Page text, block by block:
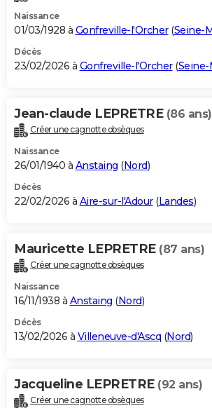
Naissance
01/03/1928 à Gonfreville-l'Orcher(Seine-
Décès
23/02/2026 à Gonfreville-l'Orcher(
Jean-claude LEPRETRE (86 ans)
Créer une cagnotte obsèques
Naissance
26/01/1940 à Anstaing (Nord)
Décès
22/02/2026 à Aire-sur-l'Adour(Landes)
Mauricette LEPRETRE (87 ans)
Créer une cagnotte obsèques
Naissance
16/11/1938 à Anstaing (Nord)
Décès
13/02/2026 à Villeneuve-d'Ascq (Nord)
Jacqueline LEPRETRE (92 ans)
Créer une cagnotte obsèques